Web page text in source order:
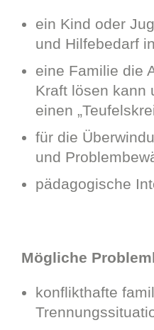
ein Kind oder
und Hilfebedarf
eine Familie die
Kraft lösen kann
einen
für die
und
pädagogische
Mögliche
konflikthafte